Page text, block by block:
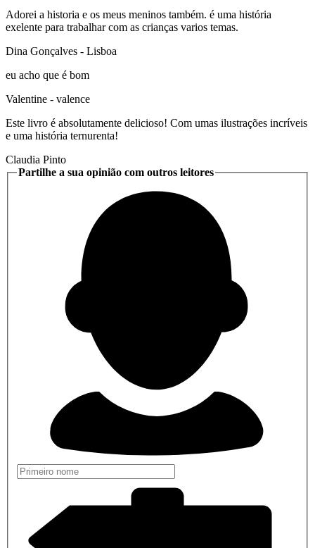
Adorei a historia e os meus meninos também. é uma história
exelente para trabalhar com as crianças varios temas.
Dina Gonçalves - Lisboa
eu acho que é bom
Valentine - valence
Este livro é absolutamente delicioso! Com umas ilustrações incríveis
e uma história ternurenta!
Claudia Pinto
Partilhe a sua opinião com outros leitores